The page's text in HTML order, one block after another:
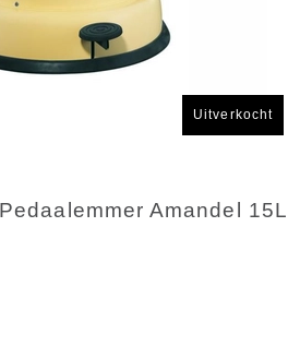
Uitverkocht
Amandel 15L